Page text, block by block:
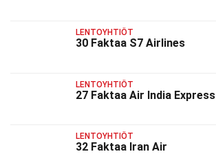
LENTOYHTIÖT
30 Faktaa S7 Airlines
LENTOYHTIÖT
27 Faktaa Air India Express
LENTOYHTIÖT
32 Faktaa Iran Air